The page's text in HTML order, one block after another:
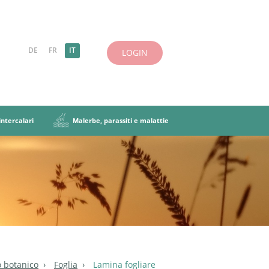
DE FR IT LOGIN
Caratteristiche principali
Altre erbe
Malerbe, parassiti e malattie
botanico Foglia Lamina fogliare